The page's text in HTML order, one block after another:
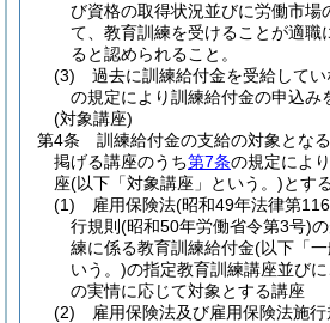
び資格の取得状況並びに労働市場
て、教育訓練を受けることが適職
ると認められること。
(3)
過去に訓練給付金を受給してい
の規定により訓練給付金の申込み
(対象講座)
第4条
訓練給付金の支給の対象とな
掲げる講座のうち第7条の規定によ
座(以下「対象講座」という。)とする
(1)
雇用保険法(昭和49年法律第
行規則 (昭和50年労働省令第3号)
練に係る教育訓練給付金(以下「
いう。)の指定教育訓練講座並び
の実情に応じて対象とする講座
(2)
雇用保険法及び雇用保険法施